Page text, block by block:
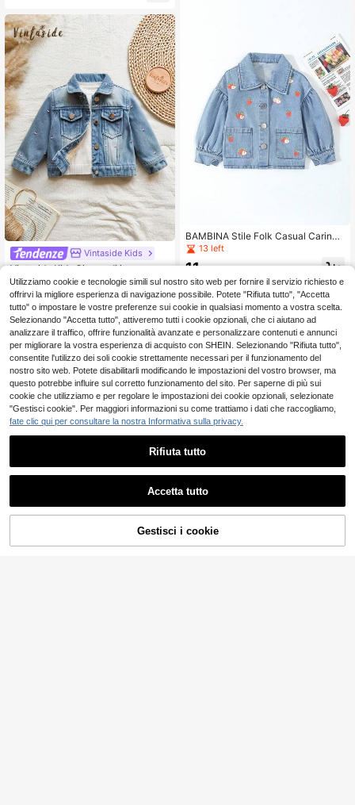
ersize, comoda in cotone denim, ad
atta per uso quotidiano, casa, viagg
io, articolo popolare, nuovo arrivo p
er l'autunno 2025
Vintaside Kids
Vintaside Kids Giacca di jeans per b
ambina, lavaggio chiaro blu, vestibil
ità casual morbida, ricamo a forma
di cuore, tessuto di jeans in cotone
morbido, capo essenziale alla moda
per le ragazze, adatto per l'autunn
o/inverno, uso quotidiano, fotografi
a, uscite, raduni. Nuovo arrivo per la
stagione autunnale
17 left
13.31€ -27% 18.48€
BAMBINA Stile Folk Casual Carino
Camicia in denim con collo Peter P
frontale, Maniche a goccia, Un Mus
t-Have moda per tutte le stagioni
13 left
11
AGGIUNGI AL CARRELLO
Utilizziamo cookie e tecnologie simili sul nostro sito web per fornire il servizio richiesto e
offrirvi la migliore esperienza di navigazione possibile. Potete "Rifiuta tutto", "Accetta
tutto" o impostare le vostre preferenze sui cookie in qualsiasi momento a vostra scelta.
Selezionando "Accetta tutto", attiveremo tutti i cookie opzionali, che ci aiutano ad
analizzare il traffico, offrire funzionalità avanzate e personalizzare contenuti e annunci
per migliorare la vostra esperienza di acquisto con SHEIN. Selezionando "Rifiuta tutto",
consentite l'utilizzo dei soli cookie strettamente necessari per il funzionamento del
nostro sito web. Potete disabilitarli modificando le impostazioni del vostro browser, ma
questo potrebbe influire sul corretto funzionamento del sito. Per saperne di più sui
cookie che utilizziamo e per regolare le impostazioni dei cookie opzionali, selezionate
"Gestisci cookie". Per maggiori informazioni su come trattiamo i dati che raccogliamo,
fate clic qui per consultare la nostra Informativa sulla privacy.
Rifiuta tutto
Accetta tutto
Gestisci i cookie